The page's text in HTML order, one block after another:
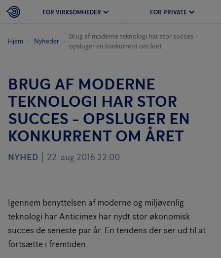
FOR VIRKSOMHEDER FOR PRIVATE
Hjem Nyheder
Brug af moderne teknologi har stor succes -
opsluger en konkurrent om året
BRUG AF MODERNE
TEKNOLOGI HAR STOR
SUCCES - OPSLUGER EN
KONKURRENT OM ÅRET
NYHED 22. aug 2016 22:00
Igennem benyttelsen af moderne og miljøvenlig
teknologi har Anticimex har nydt stor økonomisk
succes de seneste par år. En tendens der ser ud til at
fortsætte i fremtiden.